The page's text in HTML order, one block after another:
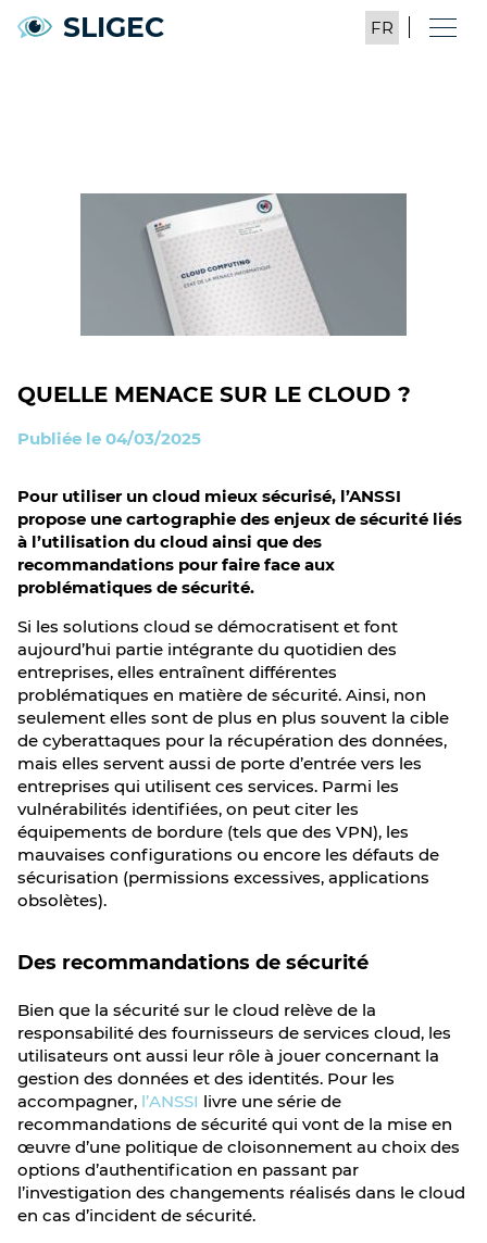
SLIGEC
QUELLE MENACE SUR LE CLOUD ?
Publiée le 04/03/2025
Pour utiliser un cloud mieux sécurisé, l’ANSSI
propose une cartographie des enjeux de sécurité liés
à l’utilisation du cloud ainsi que des
recommandations pour faire face aux
problématiques de sécurité.
Si les solutions cloud se démocratisent et font
aujourd’hui partie intégrante du quotidien des
entreprises, elles entraînent différentes
problématiques en matière de sécurité. Ainsi, non
seulement elles sont de plus en plus souvent la cible
de cyberattaques pour la récupération des données,
mais elles servent aussi de porte d’entrée vers les
entreprises qui utilisent ces services. Parmi les
vulnérabilités identifiées, on peut citer les
équipements de bordure (tels que des VPN), les
mauvaises configurations ou encore les défauts de
sécurisation (permissions excessives, applications
obsolètes).
Des recommandations de sécurité
Bien que la sécurité sur le cloud relève de la
responsabilité des fournisseurs de services cloud, les
utilisateurs ont aussi leur rôle à jouer concernant la
gestion des données et des identités. Pour les
accompagner, l’ANSSI livre une série de
recommandations de sécurité qui vont de la mise en
œuvre d’une politique de cloisonnement au choix des
options d’authentification en passant par
l’investigation des changements réalisés dans le cloud
en cas d’incident de sécurité.